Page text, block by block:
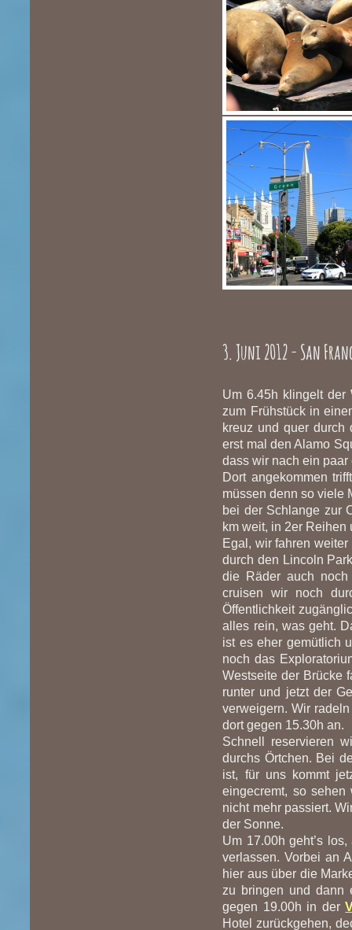
3. Juni 2012 - San
Um 6.45h klingelt der
zum Frühstück in
kreuz und quer durch
erst mal den Alamo
dass wir nach ein
Dort angekommen
müssen denn so viele
bei der Schlange zur
km weit, in 2er
Egal, wir fahren
durch den Lincoln
die Räder auch
cruisen wir noch
Öffentlichkeit
alles rein, was geht.
ist es eher gemütlich
noch das
Westseite der Brücke
runter und jetzt der
verweigern. Wir
dort gegen 15.30h an.
Schnell reservieren
durchs Örtchen. Bei
ist, für uns kommt
eingecremt, so
nicht mehr passiert.
der Sonne.
Um 17.00h geht’s
verlassen. Vorbei an
hier aus über die
zu bringen und dann
gegen 19.00h in der
Hotel zurückgehen,